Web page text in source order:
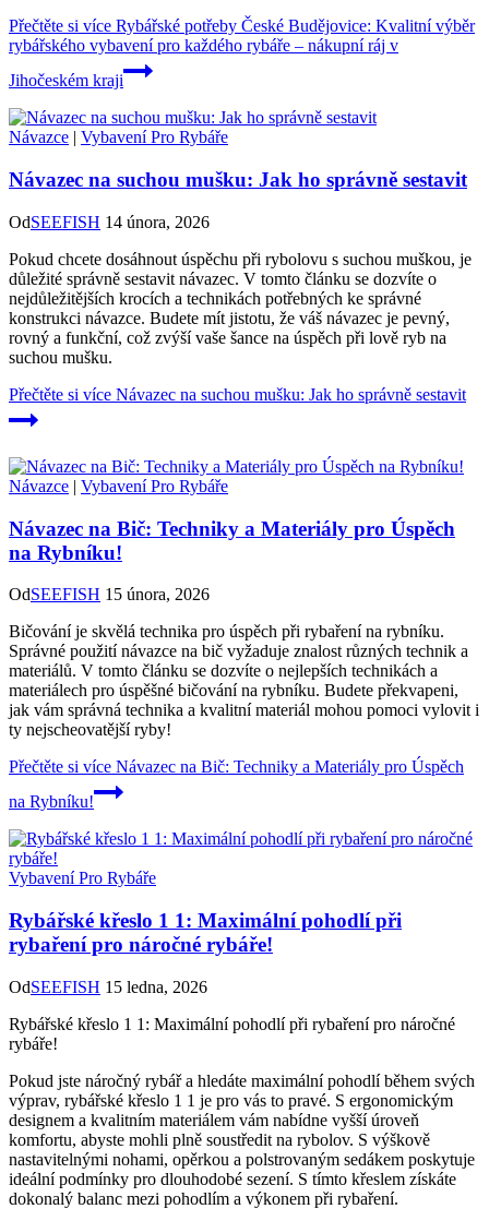
Přečtěte si více Rybářské potřeby České Budějovice: Kvalitní výběr
rybářského vybavení pro každého rybáře – nákupní ráj v
Jihočeském kraji
Návazce | Vybavení Pro Rybáře
Návazec na suchou mušku: Jak ho správně sestavit
OdSEEFISH 14 února, 2026
Pokud chcete dosáhnout úspěchu při rybolovu s suchou muškou, je
důležité správně sestavit návazec. V tomto článku se dozvíte o
nejdůležitějších krocích a technikách potřebných ke správné
konstrukci návazce. Budete mít jistotu, že váš návazec je pevný,
rovný a funkční, což zvýší vaše šance na úspěch při lově ryb na
suchou mušku.
Přečtěte si více Návazec na suchou mušku: Jak ho správně sestavit
Návazce | Vybavení Pro Rybáře
Návazec na Bič: Techniky a Materiály pro Úspěch
na Rybníku!
OdSEEFISH 15 února, 2026
Bičování je skvělá technika pro úspěch při rybaření na rybníku.
Správné použití návazce na bič vyžaduje znalost různých technik a
materiálů. V tomto článku se dozvíte o nejlepších technikách a
materiálech pro úspěšné bičování na rybníku. Budete překvapeni,
jak vám správná technika a kvalitní materiál mohou pomoci vylovit i
ty nejscheovatější ryby!
Přečtěte si více Návazec na Bič: Techniky a Materiály pro Úspěch
na Rybníku!
Vybavení Pro Rybáře
Rybářské křeslo 1 1: Maximální pohodlí při
rybaření pro náročné rybáře!
OdSEEFISH 15 ledna, 2026
Rybářské křeslo 1 1: Maximální pohodlí při rybaření pro náročné
rybáře!
Pokud jste náročný rybář a hledáte maximální pohodlí během svých
výprav, rybářské křeslo 1 1 je pro vás to pravé. S ergonomickým
designem a kvalitním materiálem vám nabídne vyšší úroveň
komfortu, abyste mohli plně soustředit na rybolov. S výškově
nastavitelnými nohami, opěrkou a polstrovaným sedákem poskytuje
ideální podmínky pro dlouhodobé sezení. S tímto křeslem získáte
dokonalý balanc mezi pohodlím a výkonem při rybaření.